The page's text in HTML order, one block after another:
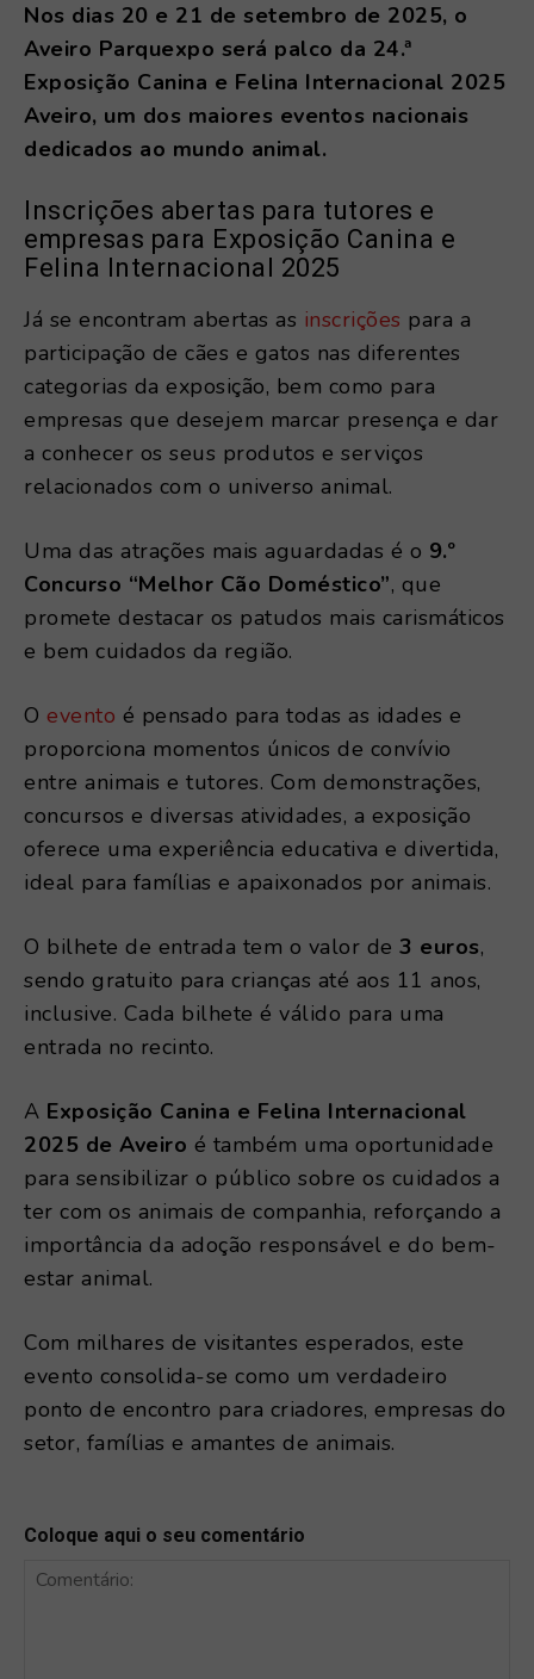
Nos dias 20 e 21 de setembro de 2025, o
Aveiro Parquexpo será palco da 24.ª
Exposição Canina e Felina Internacional 2025
Aveiro, um dos maiores eventos nacionais
dedicados ao mundo animal.
Inscrições abertas para tutores e
empresas para Exposição Canina e
Felina Internacional 2025
Já se encontram abertas as inscrições para a
participação de cães e gatos nas diferentes
categorias da exposição, bem como para
empresas que desejem marcar presença e dar
a conhecer os seus produtos e serviços
relacionados com o universo animal.
Uma das atrações mais aguardadas é o 9.º
Concurso “Melhor Cão Doméstico”, que
promete destacar os patudos mais carismáticos
e bem cuidados da região.
O evento é pensado para todas as idades e
proporciona momentos únicos de convívio
entre animais e tutores. Com demonstrações,
concursos e diversas atividades, a exposição
oferece uma experiência educativa e divertida,
ideal para famílias e apaixonados por animais.
O bilhete de entrada tem o valor de 3 euros,
sendo gratuito para crianças até aos 11 anos,
inclusive. Cada bilhete é válido para uma
entrada no recinto.
A Exposição Canina e Felina Internacional
2025 de Aveiro é também uma oportunidade
para sensibilizar o público sobre os cuidados a
ter com os animais de companhia, reforçando a
importância da adoção responsável e do bem-
estar animal.
Com milhares de visitantes esperados, este
evento consolida-se como um verdadeiro
ponto de encontro para criadores, empresas do
setor, famílias e amantes de animais.
Coloque aqui o seu comentário